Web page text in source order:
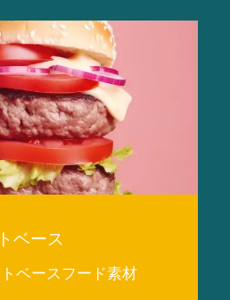
ベース
ベースフード素材